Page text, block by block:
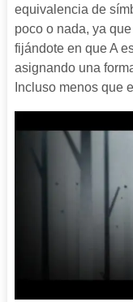
equivalencia de
poco o nada, ya
fijándote en que A
asignando una
Incluso menos que